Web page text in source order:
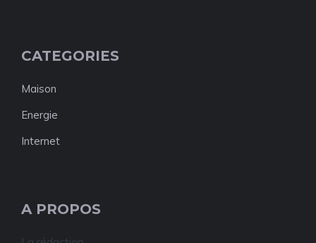
CATEGORIES
Maison
Energie
Internet
A PROPOS